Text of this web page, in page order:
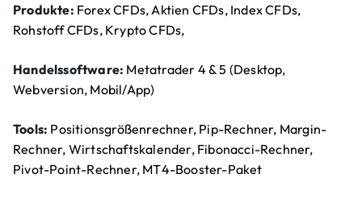
Produkte: Forex CFDs, Aktien CFDs, Index CFDs,
Rohstoff CFDs, Krypto CFDs,
Handelssoftware: Metatrader 4 & 5 (Desktop,
Webversion, Mobil/App)
Tools: Positionsgrößenrechner, Pip-Rechner, Margin-
Rechner, Wirtschaftskalender, Fibonacci-Rechner,
Pivot-Point-Rechner, MT4-Booster-Paket